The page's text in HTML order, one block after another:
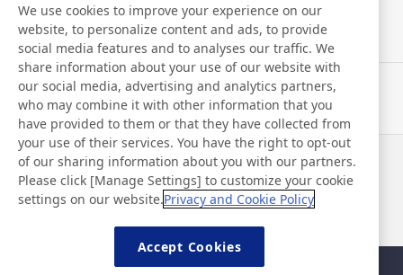
New Products/Technologies
Flex Sensing
Electric Debonding Tape
Neuigkeiten
Kontakt
FAQ
We use cookies to improve your experience on our
website, to personalize content and ads, to provide
social media features and to analyses our traffic. We
share information about your use of our website with
our social media, advertising and analytics partners,
who may combine it with other information that you
have provided to them or that they have collected from
your use of their services. You have the right to opt-out
of our sharing information about you with our partners.
Please click [Manage Settings] to customize your cookie
settings on our website.Privacy and Cookie Policy
Accept Cookies